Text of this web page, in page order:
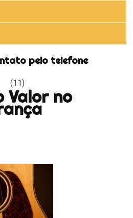
pelo telefone
(11)
Valor no